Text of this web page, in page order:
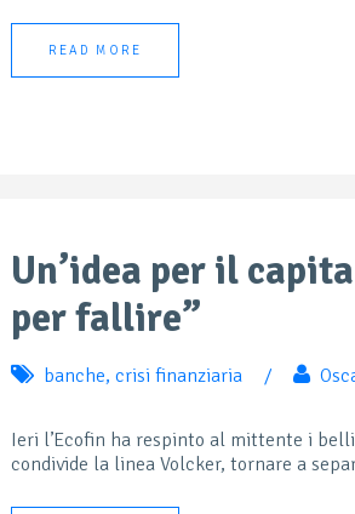
READ MORE
Un’idea per il
per fallire”
banche, crisi finanziaria /
Ieri l’Ecofin ha respinto al mittente i
condivide la linea Volcker, tornare a